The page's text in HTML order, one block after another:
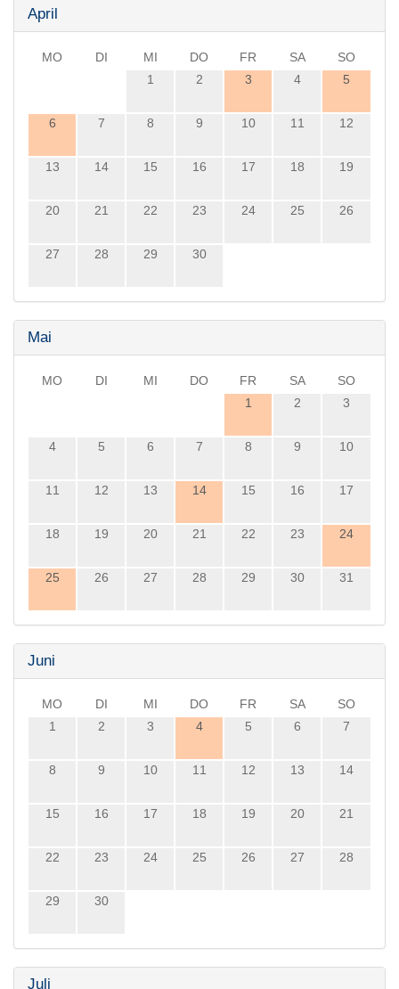
April
MO DI MI DO FR SA
SO
1
2 3 4 5
6 7 8 9 10 11 12
13 14 15 16 17 18 19
20 21 22 23 24 25 26
27 28 29 30
Mai
MO DI MI DO FR SA
SO
1
2 3
4 5 6 7 8 9 10
11 12 13 14 15 16 17
18 19 20 21 22 23 24
25 26 27 28 29 30 31
Juni
MO DI MI DO FR SA
SO
1
2 3 4 5 6 7
8 9 10 11 12 13 14
15 16 17 18 19 20 21
22 23 24 25 26 27 28
29 30
Juli